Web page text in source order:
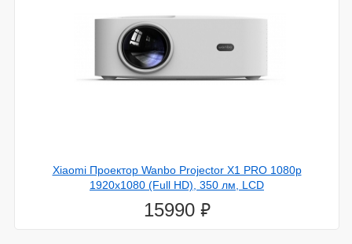
Xiaomi Проектор Wanbo Projector X1 PRO 1080p
1920x1080 (Full HD), 350 лм, LCD
15990 ⃏